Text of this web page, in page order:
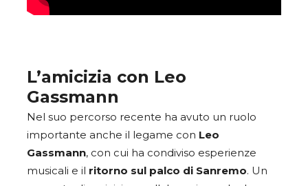
L’amicizia con Leo
Gassmann
Nel suo percorso recente ha avuto un ruolo
importante anche il legame con Leo
Gassmann, con cui ha condiviso esperienze
musicali e il ritorno sul palco di Sanremo. Un